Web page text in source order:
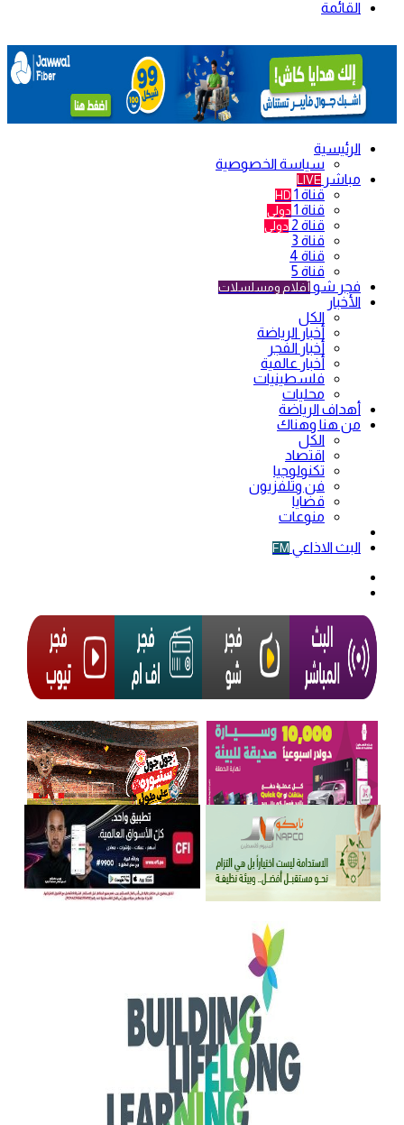
القائمة
الرئيسية
سياسة الخصوصية
مباشر LIVE
قناة 1 HD
قناة 1 دولي
قناة 2 دولي
قناة 3
قناة 4
قناة 5
فجر شو أفلام ومسلسلات
الأخبار
الكل
أخبار الرياضة
أخبار الفجر
أخبار عالمية
فلسطينيات
محليات
أهداف الرياضة
من هنا وهناك
الكل
اقتصاد
تكنولوجيا
فن وتلفزيون
قضايا
منوعات
البث الاذاعي FM